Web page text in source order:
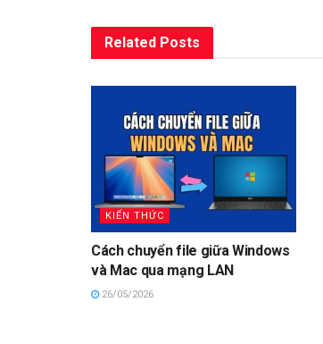
Related Posts
KIẾN THỨC
Cách chuyển file giữa Windows
và Mac qua mạng LAN
26/05/2026